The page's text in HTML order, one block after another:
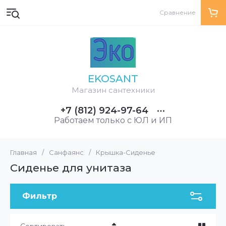
EKOSANT
Магазин сантехники
+7 (812) 924-97-64
Работаем только с ЮЛ и ИП
Сравнение
Главная / Санфаянс / Крышка-Сиденье
Сиденье для унитаза
Фильтр